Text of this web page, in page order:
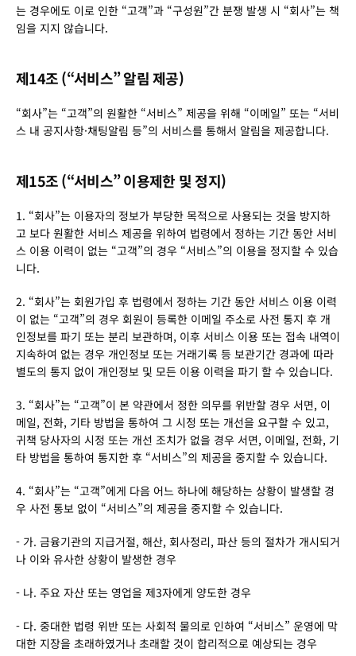
는 경우에도 이로 인한 “고객”과 “구성원”간 분쟁 발생 시 “회사”는 책
임을 지지 않습니다.
제14조 (“서비스” 알림 제공)
“회사”는 “고객”의 원활한 “서비스” 제공을 위해 “이메일” 또는 “서비
스 내 공지사항·채팅알림 등”의 서비스를 통해서 알림을 제공합니다.
제15조 (“서비스” 이용제한 및 정지)
1. “회사”는 이용자의 정보가 부당한 목적으로 사용되는 것을 방지하
고 보다 원활한 서비스 제공을 위하여 법령에서 정하는 기간 동안 서비
스 이용 이력이 없는 “고객”의 경우 “서비스”의 이용을 정지할 수 있습
니다.
2. “회사”는 회원가입 후 법령에서 정하는 기간 동안 서비스 이용 이력
이 없는 “고객”의 경우 회원이 등록한 이메일 주소로 사전 통지 후 개
인정보를 파기 또는 분리 보관하며, 이후 서비스 이용 또는 접속 내역이
지속하여 없는 경우 개인정보 또는 거래기록 등 보관기간 경과에 따라
별도의 통지 없이 개인정보 및 모든 이용 이력을 파기 할 수 있습니다.
3. “회사”는 “고객”이 본 약관에서 정한 의무를 위반할 경우 서면, 이
메일, 전화, 기타 방법을 통하여 그 시정 또는 개선을 요구할 수 있고,
귀책 당사자의 시정 또는 개선 조치가 없을 경우 서면, 이메일, 전화, 기
타 방법을 통하여 통지한 후 “서비스”의 제공을 중지할 수 있습니다.
4. “회사”는 “고객”에게 다음 어느 하나에 해당하는 상황이 발생할 경
우 사전 통보 없이 “서비스”의 제공을 중지할 수 있습니다.
- 가. 금융기관의 지급거절, 해산, 회사정리, 파산 등의 절차가 개시되거
나 이와 유사한 상황이 발생한 경우
- 나. 주요 자산 또는 영업을 제3자에게 양도한 경우
- 다. 중대한 법령 위반 또는 사회적 물의로 인하여 “서비스” 운영에 막
대한 지장을 초래하였거나 초래할 것이 합리적으로 예상되는 경우